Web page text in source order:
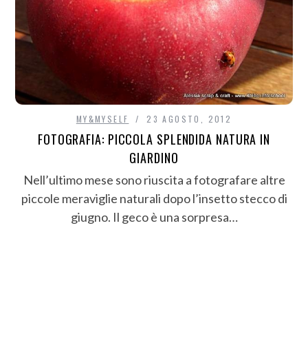
MY&MYSELF 23 AGOSTO, 2012
FOTOGRAFIA: PICCOLA SPLENDIDA NATURA IN
GIARDINO
Nell’ultimo mese sono riuscita a fotografare altre
piccole meraviglie naturali dopo l’insetto stecco di
giugno. Il geco è una sorpresa…